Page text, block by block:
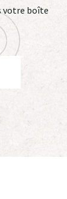
votre boîte